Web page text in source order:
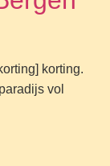
korting.
vol